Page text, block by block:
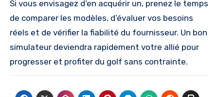
Si vous envisagez d’en acquérir un, prenez le temps
de comparer les modèles, d’évaluer vos besoins
réels et de vérifier la fiabilité du fournisseur. Un bon
simulateur deviendra rapidement votre allié pour
progresser et profiter du golf sans contrainte.